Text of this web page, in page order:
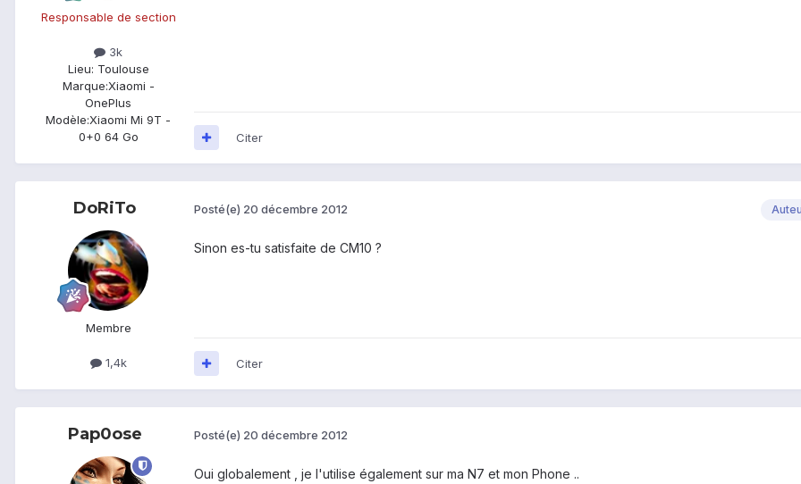
Responsable de section
3k
Lieu: Toulouse
Marque:Xiaomi -
OnePlus
Modèle:Xiaomi Mi 9T -
0+0 64 Go
Citer
DoRiTo
Membre
1,4k
Posté(e) 20 décembre 2012
Sinon es-tu satisfaite de CM10 ?
Citer
Pap0ose Posté(e) 20 décembre 2012
Oui globalement , je l'utilise également sur ma N7 et mon Phone ..